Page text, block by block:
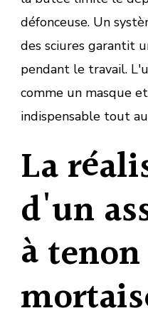
défonceuse. Un
des sciures garantit
pendant le travail.
comme un masque
indispensable tout
La
d'un
à